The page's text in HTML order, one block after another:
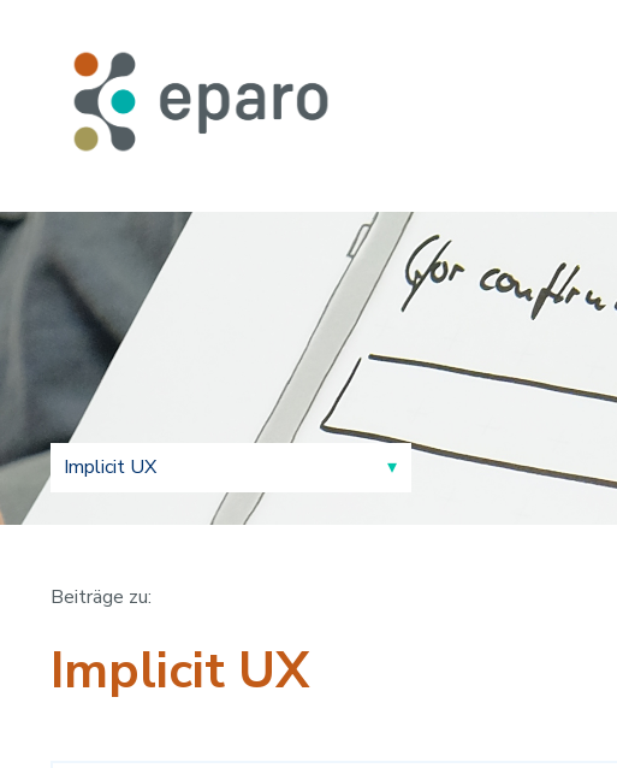
Beiträge zu:
Implicit UX